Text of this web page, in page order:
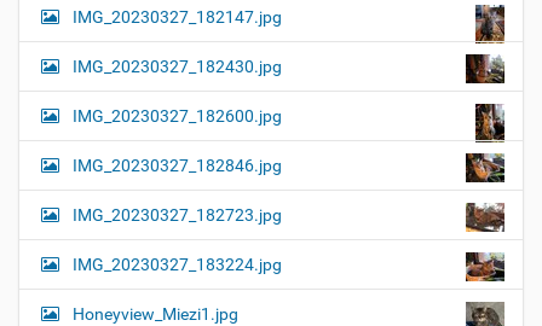
IMG_20230327_182147.jpg
IMG_20230327_182430.jpg
IMG_20230327_182600.jpg
IMG_20230327_182846.jpg
IMG_20230327_182723.jpg
IMG_20230327_183224.jpg
Honeyview_Miezi1.jpg